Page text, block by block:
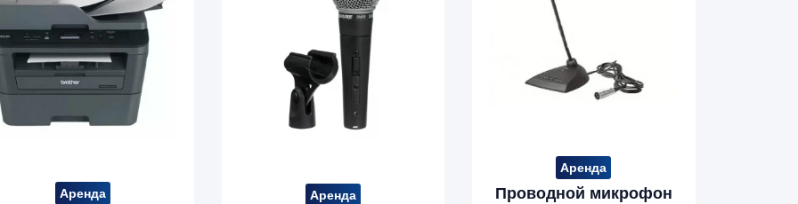
Аренда Аренда
Аренда
Проводной микрофон